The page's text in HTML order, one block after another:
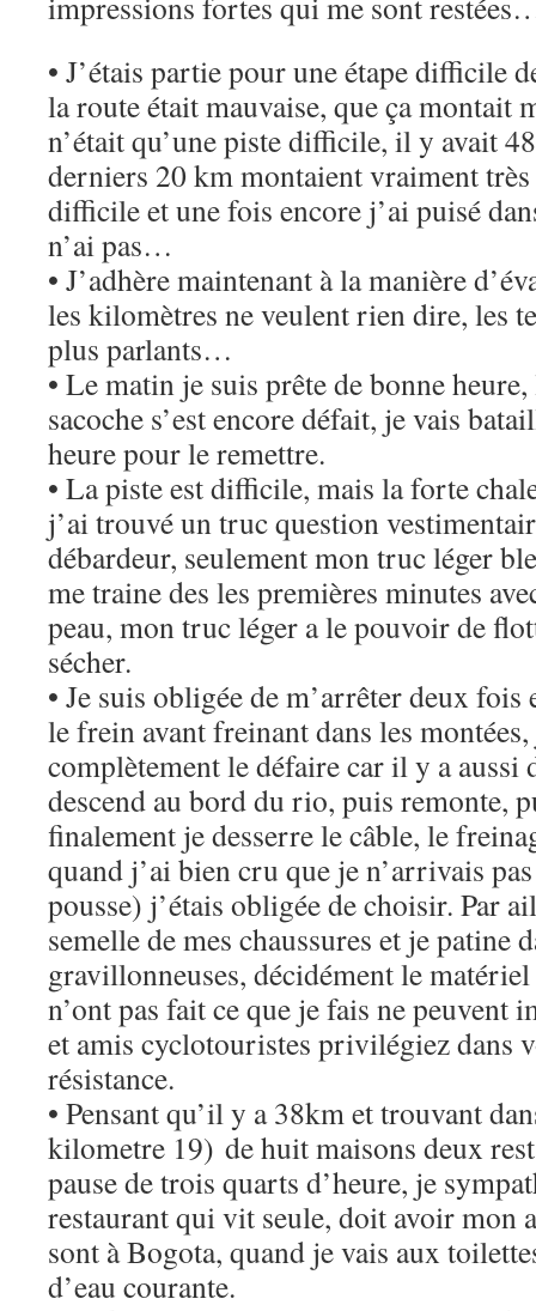
• J’étais partie pour une étape difficile
la route était mauvaise, que ça montait
n’était qu’une piste difficile, il y avait
derniers 20 km montaient vraiment
difficile et une fois encore j’ai puisé
n’ai pas…
• J’adhère maintenant à la manière
les kilomètres ne veulent rien dire, les
plus parlants…
• Le matin je suis prête de bonne
sacoche s’est encore défait, je vais
heure pour le remettre.
• La piste est difficile, mais la forte
j’ai trouvé un truc question
débardeur, seulement mon truc léger
me traine des les premières minutes
peau, mon truc léger a le pouvoir de
sécher.
• Je suis obligée de m’arrêter deux fois
le frein avant freinant dans les
complètement le défaire car il y a aussi
descend au bord du rio, puis remonte,
finalement je desserre le câble, le
quand j’ai bien cru que je n’arrivais
pousse) j’étais obligée de choisir. Par
semelle de mes chaussures et je patine
gravillonneuses, décidément le
n’ont pas fait ce que je fais ne peuvent
et amis cyclotouristes privilégiez dans
résistance.
• Pensant qu’il y a 38km et trouvant
kilometre 19) de huit maisons deux
pause de trois quarts d’heure, je
restaurant qui vit seule, doit avoir mon
sont à Bogota, quand je vais aux
d’eau courante.